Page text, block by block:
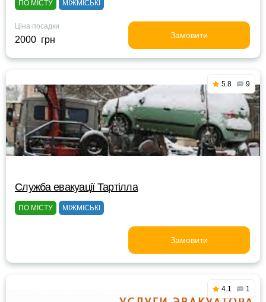
ПО МІСТУ МІЖМІСЬКІ
Ціна посадки
2000 грн Замовити
5.8 9
Служба евакуації Тартілла
ПО МІСТУ МІЖМІСЬКІ
Замовити
4.1 1